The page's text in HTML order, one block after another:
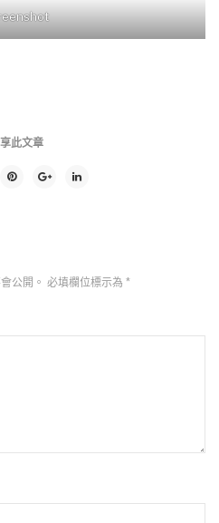
此文章
公開。 必填欄位標示為 *